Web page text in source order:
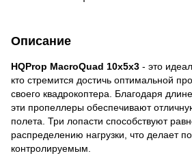
Описание
HQProp MacroQuad 10x5x3 - это
кто стремится достичь оптимальной
своего квадрокоптера. Благодаря
эти пропеллеры обеспечивают
полета. Три лопасти способствуют
распределению нагрузки, что делает
контролируемым.